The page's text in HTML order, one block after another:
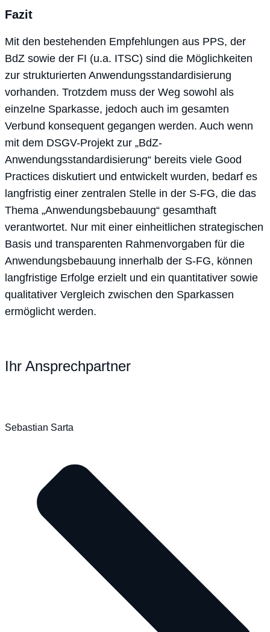
Fazit
Mit den bestehenden Empfehlungen aus PPS, der
BdZ sowie der FI (u.a. ITSC) sind die Möglichkeiten
zur strukturierten Anwendungsstandardisierung
vorhanden. Trotzdem muss der Weg sowohl als
einzelne Sparkasse, jedoch auch im gesamten
Verbund konsequent gegangen werden. Auch wenn
mit dem DSGV-Projekt zur „BdZ-
Anwendungsstandardisierung“ bereits viele Good
Practices diskutiert und entwickelt wurden, bedarf es
langfristig einer zentralen Stelle in der S-FG, die das
Thema „Anwendungsbebauung“ gesamthaft
verantwortet. Nur mit einer einheitlichen strategischen
Basis und transparenten Rahmenvorgaben für die
Anwendungsbebauung innerhalb der S-FG, können
langfristige Erfolge erzielt und ein quantitativer sowie
qualitativer Vergleich zwischen den Sparkassen
ermöglicht werden.
Ihr Ansprechpartner
Sebastian Sarta